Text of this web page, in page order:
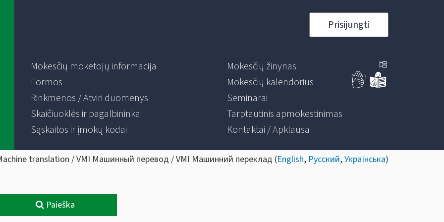
Prisijungti
Mokesčių mokėtojų informacija
Formos
Rinkmenos / Atviri duomenys
Skaičiuoklės ir pagalbininkai
Sąskaitos ir įmokų kodai
Mokesčių žinynas
Mokesčių kalendorius
Seminarai
Tarptautinis apmokestinimas
Kontaktai / Apklausa
translation / VMI Машинный перевод / VMI Машинний переклад (English, Русский,Українська)
Paieška